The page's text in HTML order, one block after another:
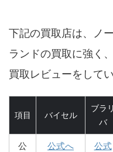
下記の買取店は、ノ
ランドの買取に強く
買取レビューをしてい
項目 バイセル
ブラリ
バ
公
公式へ
公式